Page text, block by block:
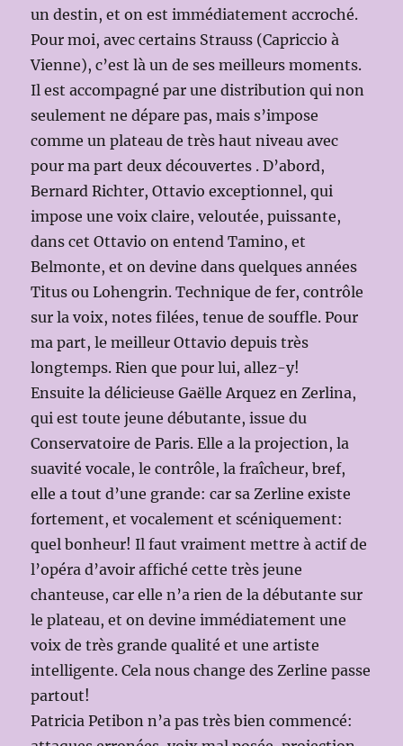
un destin, et on est immédiatement accroché.
Pour moi, avec certains Strauss (Capriccio à
Vienne), c’est là un de ses meilleurs moments.
Il est accompagné par une distribution qui non
seulement ne dépare pas, mais s’impose
comme un plateau de très haut niveau avec
pour ma part deux découvertes . D’abord,
Bernard Richter, Ottavio exceptionnel, qui
impose une voix claire, veloutée, puissante,
dans cet Ottavio on entend Tamino, et
Belmonte, et on devine dans quelques années
Titus ou Lohengrin. Technique de fer, contrôle
sur la voix, notes filées, tenue de souffle. Pour
ma part, le meilleur Ottavio depuis très
longtemps. Rien que pour lui, allez-y!
Ensuite la délicieuse Gaëlle Arquez en Zerlina,
qui est toute jeune débutante, issue du
Conservatoire de Paris. Elle a la projection, la
suavité vocale, le contrôle, la fraîcheur, bref,
elle a tout d’une grande: car sa Zerline existe
fortement, et vocalement et scéniquement:
quel bonheur! Il faut vraiment mettre à actif de
l’opéra d’avoir affiché cette très jeune
chanteuse, car elle n’a rien de la débutante sur
le plateau, et on devine immédiatement une
voix de très grande qualité et une artiste
intelligente. Cela nous change des Zerline passe
partout!
Patricia Petibon n’a pas très bien commencé: